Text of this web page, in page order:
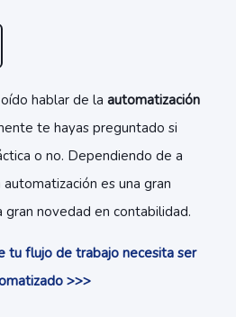
hablar de la automatización
te hayas preguntado si
o no. Dependiendo de a
es una gran
gran novedad en contabilidad.
tu flujo de trabajo necesita ser
>>>